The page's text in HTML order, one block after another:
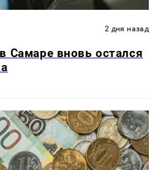
2 дня назад
вновь остался